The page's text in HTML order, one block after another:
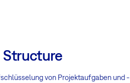
Structure
von Projektaufgaben und -